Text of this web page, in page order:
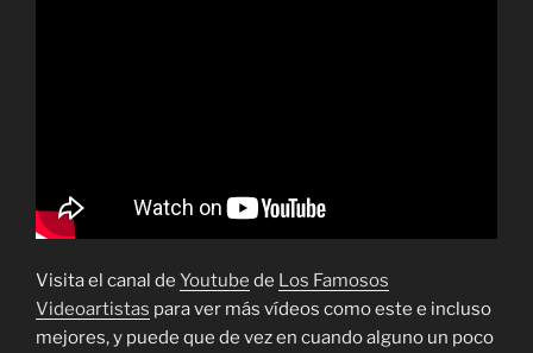
Visita el canal de Youtube de Los Famosos
Videoartistas para ver más vídeos como este e incluso
mejores, y puede que de vez en cuando alguno un poco